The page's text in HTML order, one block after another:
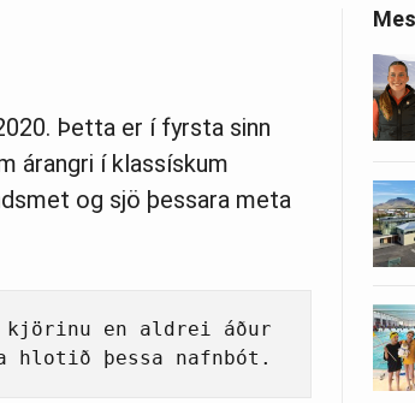
Þetta er í fyrsta sinn
árangri í klassískum
og sjö þessara meta
en aldrei áður
hlotið þessa nafnbót.